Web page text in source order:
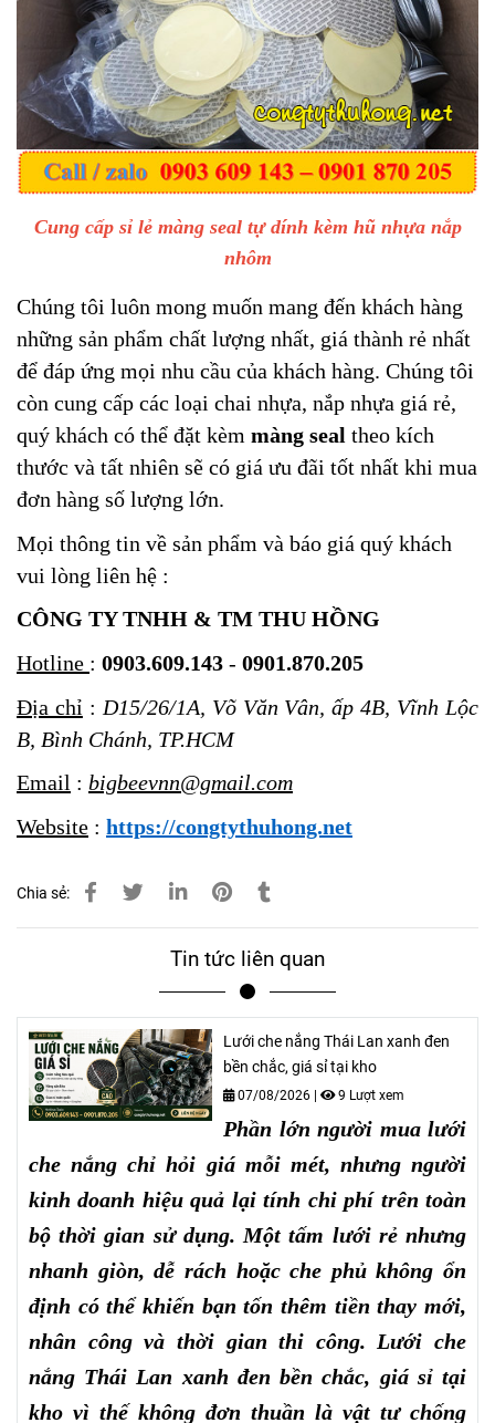
Cung cấp sỉ lẻ màng seal tự dính kèm hũ nhựa nắp
nhôm
Chúng tôi luôn mong muốn mang đến khách hàng
những sản phẩm chất lượng nhất, giá thành rẻ nhất
để đáp ứng mọi nhu cầu của khách hàng. Chúng tôi
còn cung cấp các loại chai nhựa, nắp nhựa giá rẻ,
quý khách có thể đặt kèm màng seal theo kích
thước và tất nhiên sẽ có giá ưu đãi tốt nhất khi mua
đơn hàng số lượng lớn.
Mọi thông tin về sản phẩm và báo giá quý khách
vui lòng liên hệ :
CÔNG TY TNHH & TM THU HỒNG
Hotline : 0903.609.143 - 0901.870.205
Địa chỉ : D15/26/1A, Võ Văn Vân, ấp 4B, Vĩnh Lộc
B, Bình Chánh, TP.HCM
Email : bigbeevnn@gmail.com
Website : https://congtythuhong.net
Chia sẻ:
Tin tức liên quan
Lưới che nắng Thái Lan xanh đen
bền chắc, giá sỉ tại kho
07/08/2026 | 9 Lượt xem
Phần lớn người mua lưới
che nắng chỉ hỏi giá mỗi mét, nhưng người
kinh doanh hiệu quả lại tính chi phí trên toàn
bộ thời gian sử dụng. Một tấm lưới rẻ nhưng
nhanh giòn, dễ rách hoặc che phủ không ổn
định có thể khiến bạn tốn thêm tiền thay mới,
nhân công và thời gian thi công. Lưới che
nắng Thái Lan xanh đen bền chắc, giá sỉ tại
kho vì thế không đơn thuần là vật tư chống